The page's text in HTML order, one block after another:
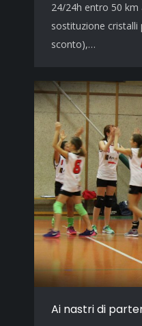
24/24h entro 50
sostituzione cristalli
sconto),…
Ai nastri di